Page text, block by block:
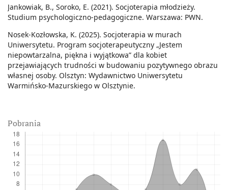
Pobrania
Jankowiak, B., Soroko, E. (2021). Socjoterapia młodzieży.
Studium psychologiczno-pedagogiczne. Warszawa: PWN.
Nosek-Kozłowska, K. (2025). Socjoterapia w murach
Uniwersytetu. Program socjoterapeutyczny „Jestem
niepowtarzalna, piękna i wyjątkowa” dla kobiet
przejawiających trudności w budowaniu pozytywnego obrazu
własnej osoby. Olsztyn: Wydawnictwo Uniwersytetu
Warmińsko-Mazurskiego w Olsztynie.